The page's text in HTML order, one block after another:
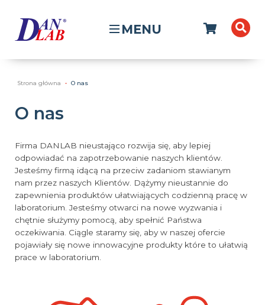
MENU
Strona główna O nas
O nas
Firma DANLAB nieustająco rozwija się, aby lepiej
odpowiadać na zapotrzebowanie naszych klientów.
Jesteśmy firmą idącą na przeciw zadaniom stawianym
nam przez naszych Klientów. Dążymy nieustannie do
zapewnienia produktów ułatwiających codzienną pracę w
laboratorium. Jesteśmy otwarci na nowe wyzwania i
chętnie służymy pomocą, aby spełnić Państwa
oczekiwania. Ciągle staramy się, aby w naszej ofercie
pojawiały się nowe innowacyjne produkty które to ułatwią
prace w laboratorium.